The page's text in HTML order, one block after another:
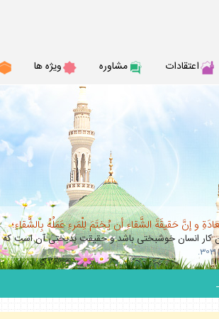
اعتقادات مشاوره ويژه ها
و إنَّ حَقيقَةَ الشَّقاءِ أن يُختَمَ لِلْمَرءِ عَمَلُهُ بِالشَّقاءِ؛
انسان خوشبختى باشد و حقيقت بدبختى آن است كه